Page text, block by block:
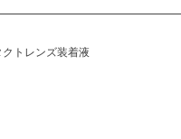
トレンズ装着液